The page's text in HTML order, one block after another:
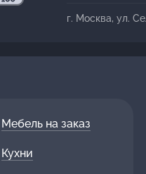
г. Москва, ул.
Мебель на заказ
Кухни